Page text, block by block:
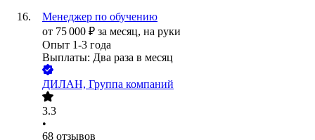
Менеджер по обучению
от 75 000 ₽ за месяц, на руки
Опыт 1-3 года
Выплаты: Два раза в месяц
ДИЛАН, Группа компаний
3.3
•
68 отзывов